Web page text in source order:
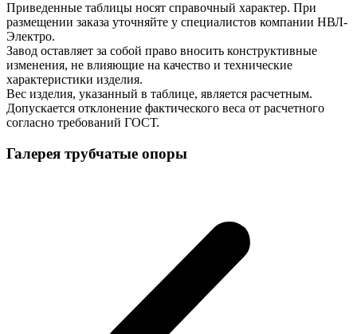
Приведенные таблицы носят справочный характер. При
размещении заказа уточняйте у специалистов компании НВЛ-
Электро.
Завод оставляет за собой право вносить конструктивные
изменения, не влияющие на качество и технические
характеристики изделия.
Вес изделия, указанный в таблице, является расчетным.
Допускается отклонение фактического веса от расчетного
согласно требований ГОСТ.
Галерея трубчатые опоры